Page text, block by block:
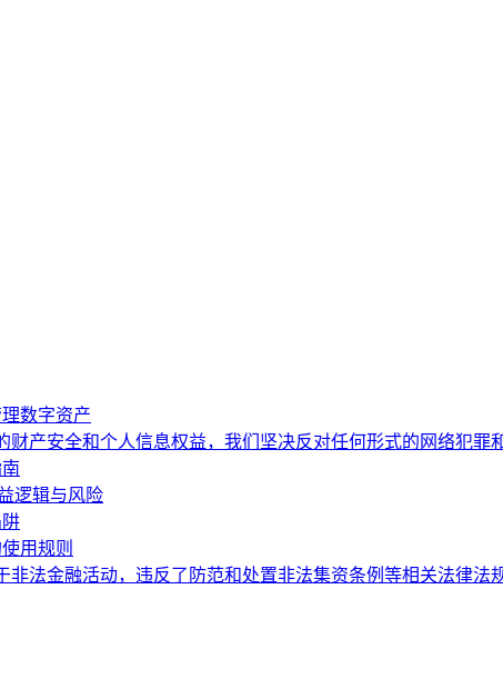
数字资产
产安全和个人信息权益，我们坚决反对任何形式的网络犯罪
逻辑与风险
用规则
法金融活动，违反了防范和处置非法集资条例等相关法律